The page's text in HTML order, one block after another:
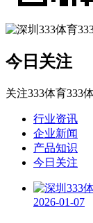
今日关注
关注333体育333
行业资讯
企业新闻
产品知识
今日关注
2026-01-07